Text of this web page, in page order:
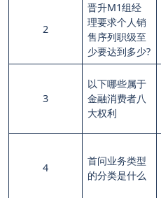
2
晋升M1组经
理要求个人销
售序列职级至
少要达到多少?
3
以下哪些属于
金融消费者八
大权利
4
首问业务类型
的分类是什么